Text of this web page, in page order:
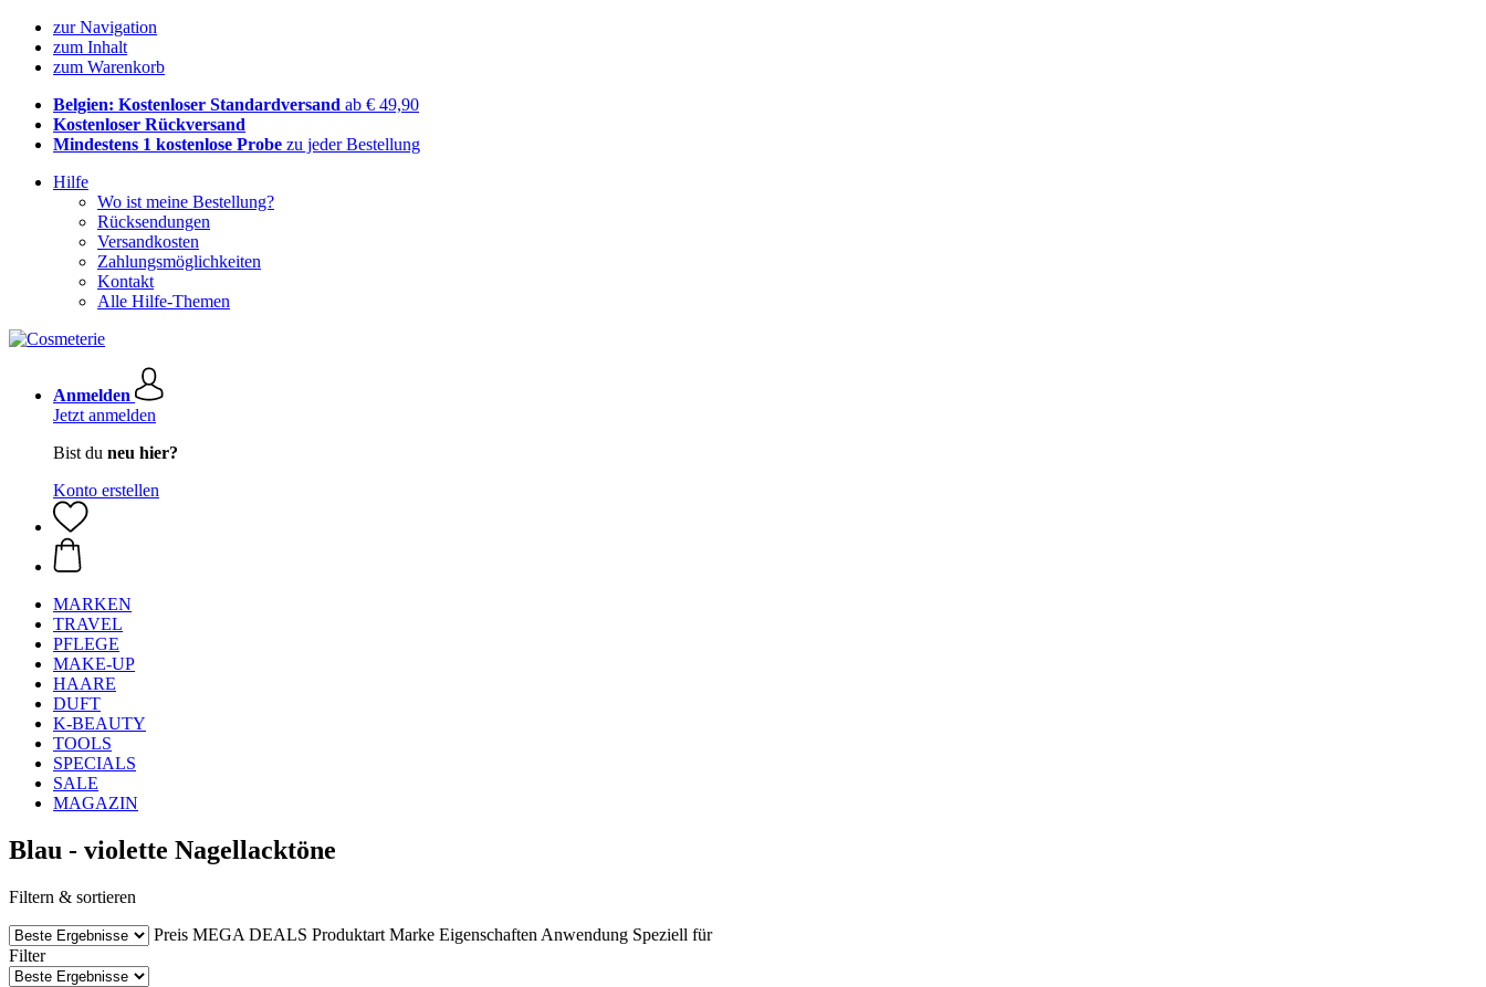
zur Navigation
zum Inhalt
zum Warenkorb
Belgien: Kostenloser Standardversand ab € 49,90
Kostenloser Rückversand
Mindestens 1 kostenlose Probe zu jeder Bestellung
Hilfe
Wo ist meine Bestellung?
Rücksendungen
Versandkosten
Zahlungsmöglichkeiten
Kontakt
Alle Hilfe-Themen
Anmelden
Jetzt anmelden
Bist du neu hier?
Konto erstellen
MARKEN
TRAVEL
PFLEGE
MAKE-UP
HAARE
DUFT
K-BEAUTY
TOOLS
SPECIALS
SALE
MAGAZIN
Blau - violette Nagellacktöne
Filtern & sortieren
Preis MEGA DEALS Produktart Marke Eigenschaften Anwendung Speziell für
Filter